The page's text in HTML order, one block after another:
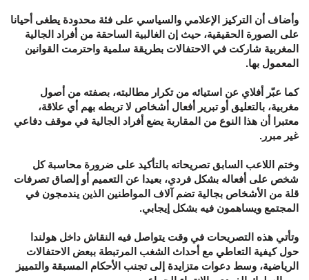
وأضاف أن التركيز الإعلامي والسياسي على فئة محدودة يطغى أحيانا
على الصورة الحقيقية، حيث إن الغالبية الساحقة من أفراد الجالية
المغربية شاركت في الاحتفالات بطريقة سلمية واحترمت القوانين
المعمول بها.
كما عبّر أفلاي عن استيائه من تكرار مطالبته، بصفته من أصول
مغربية، بالتعليق أو تبرير أفعال أشخاص لا تربطه بهم أي علاقة،
معتبرا أن هذا النوع من المقاربة يضع أفراد الجالية في موقف دفاعي
غير مبرر.
وختم اللاعب السابق تصريحاته بالتأكيد على ضرورة محاسبة كل
شخص على أفعاله بشكل فردي، بعيدا عن التعميم أو إلصاق تصرفات
قلة من الأشخاص بجالية تضم آلاف المواطنين الذين يندمجون في
المجتمع ويساهمون فيه بشكل إيجابي.
وتأتي هذه التصريحات في وقت يتواصل فيه النقاش داخل هولندا
حول كيفية التعاطي مع أحداث الشغب المرتبطة ببعض الاحتفالات
الرياضية، وسط دعوات متزايدة إلى تجنب الأحكام المسبقة والتمييز